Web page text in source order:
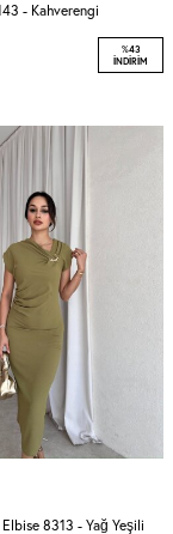
- Kahverengi
%43
İNDIRIM
8313 - Yağ Yeşili